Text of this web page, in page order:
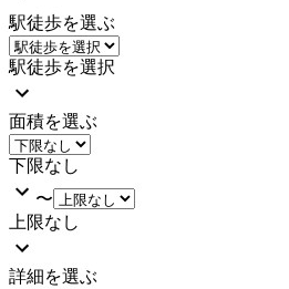
駅徒歩を選ぶ
駅徒歩を選択
面積を選ぶ
下限なし
〜
上限なし
詳細を選ぶ